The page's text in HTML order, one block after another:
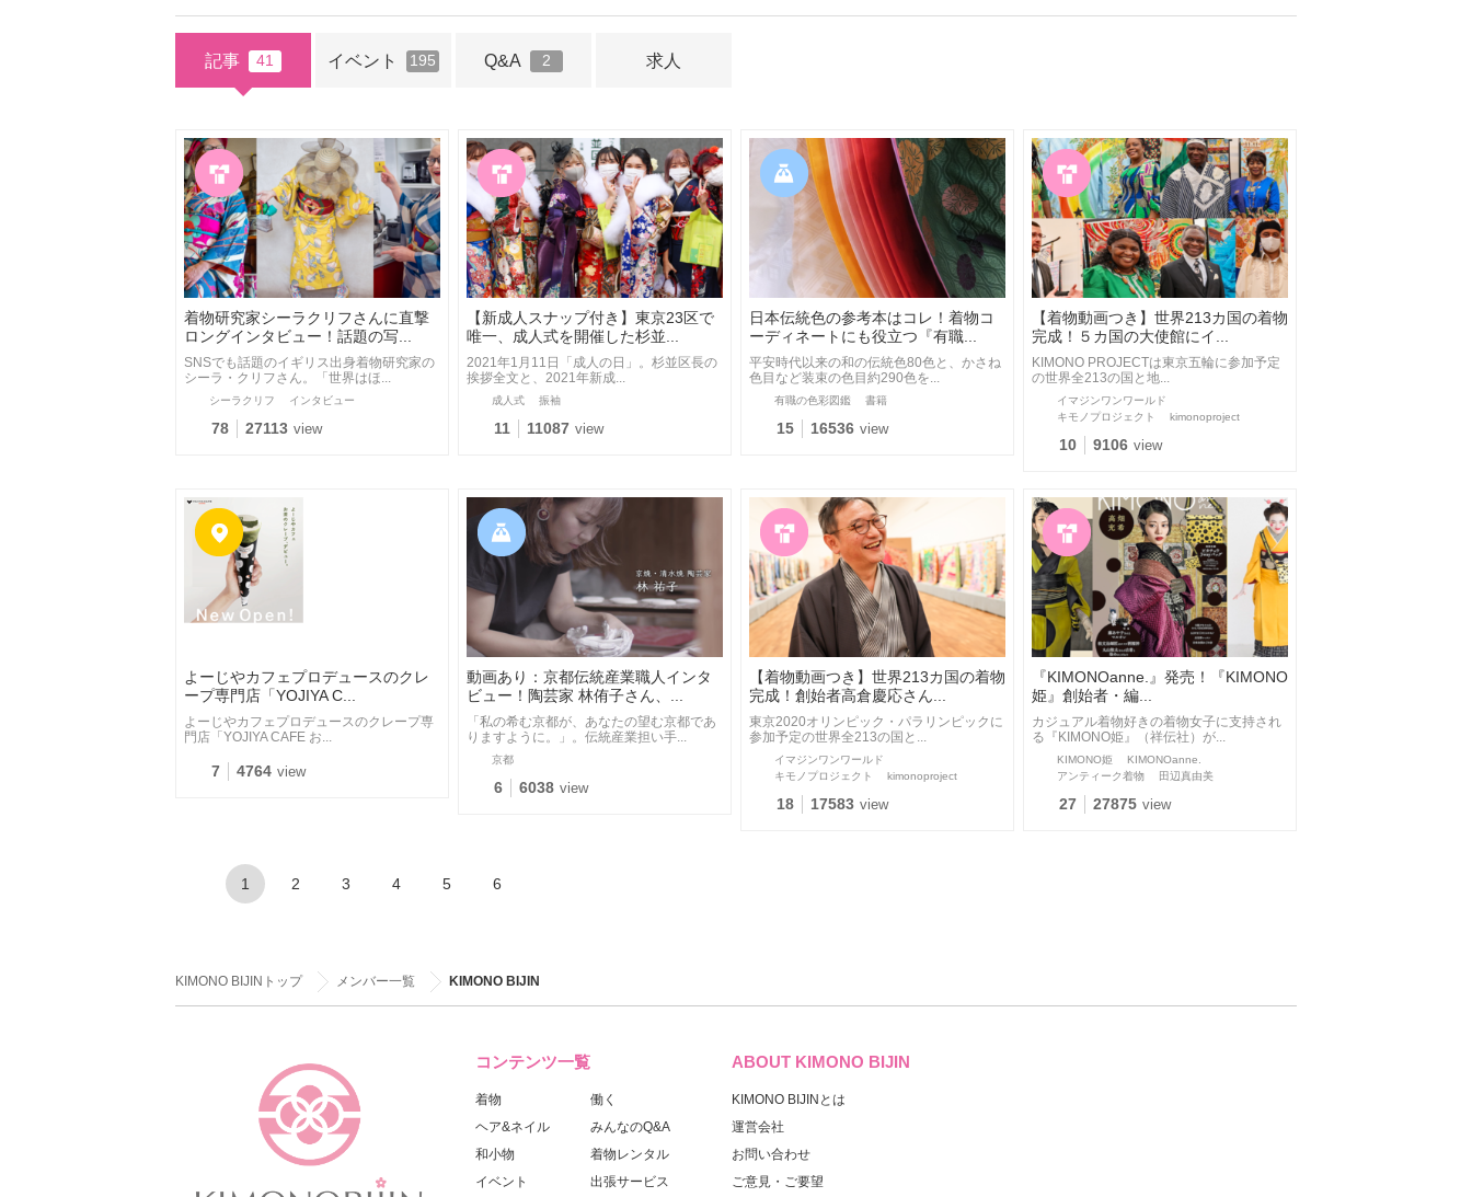
記事 41 イベント 195 Q&A 2 求人
着物研究家シーラクリフさんに直撃
ロングインタビュー！話題の写...
SNSでも話題のイギリス出身着物研究家の
シーラ・クリフさん。「世界はほ...
シーラクリフ インタビュー
78 27113 view
【新成人スナップ付き】東京23区で
唯一、成人式を開催した杉並...
2021年1月11日「成人の日」。杉並区長の
挨拶全文と、2021年新成...
成人式 振袖
11 11087 view
日本伝統色の参考本はコレ！着物コ
ーディネートにも役立つ『有職...
平安時代以来の和の伝統色80色と、かさね
色目など装束の色目約290色を...
有職の色彩図鑑 書籍
15 16536 view
【着物動画つき】世界213カ国の着物
完成！５カ国の大使館にイ...
KIMONO PROJECTは東京五輪に参加予定
の世界全213の国と地...
イマジンワンワールド
キモノプロジェクト
kimonoproject
10 9106 view
よーじやカフェプロデュースのクレ
ープ専門店「YOJIYA C...
よーじやカフェプロデュースのクレープ専
門店「YOJIYA CAFE お...
7 4764 view
動画あり：京都伝統産業職人インタ
ビュー！陶芸家 林侑子さん、...
「私の希む京都が、あなたの望む京都であ
りますように。」。伝統産業担い手...
京都
6 6038 view
【着物動画つき】世界213カ国の着物
完成！創始者高倉慶応さん...
東京2020オリンピック・パラリンピックに
参加予定の世界全213の国と...
イマジンワンワールド
キモノプロジェクト
kimonoproject
18 17583 view
『KIMONOanne.』発売！『KIMONO
姫』創始者・編...
カジュアル着物好きの着物女子に支持され
る『KIMONO姫』（祥伝社）が...
KIMONO姫
KIMONOanne.
アンティーク着物
田辺真由美
27 27875 view
1 2 3 4 5 6
KIMONO BIJINトップ メンバー一覧 KIMONO BIJIN
コンテンツ一覧
着物
ヘア&ネイル
和小物
イベント
働く
みんなのQ&A
着物レンタル
出張サービス
ABOUT KIMONO BIJIN
KIMONO BIJINとは
運営会社
お問い合わせ
ご意見・ご要望